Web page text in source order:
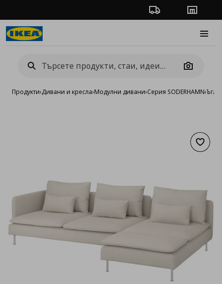
Проследяване на
Camera
Продукти›Дивани и кресла›Модулни дивани›Серия SODERHAMN›